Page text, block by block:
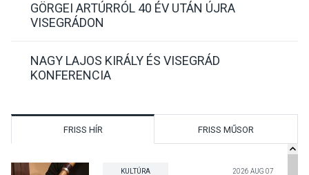
GÖRGEI ARTÚRRÓL 40 ÉV UTÁN ÚJRA
VISEGRÁDON
NAGY LAJOS KIRÁLY ÉS VISEGRÁD
KONFERENCIA
FRISS HÍR FRISS MŰSOR
KULTÚRA 2026 AUG 07